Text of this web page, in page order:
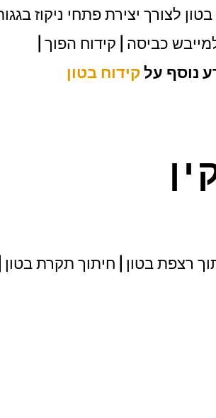
לצורך יצירת פתחי ניקוז
כביסה | קידוח הפוך |
נוסף עלקידוח בטון
רצפת בטון | חיתוך תקרת בטון |